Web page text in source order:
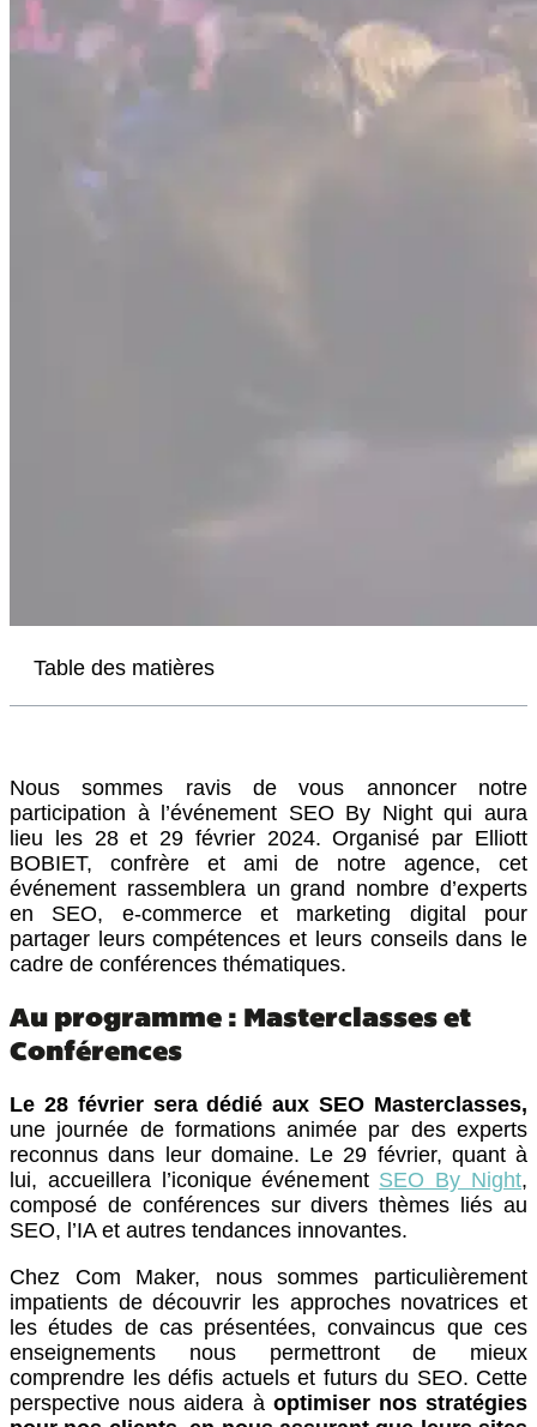
Table des matières
Nous sommes ravis de vous annoncer notre
participation à l’événement SEO By Night qui aura
lieu les 28 et 29 février 2024. Organisé par Elliott
BOBIET, confrère et ami de notre agence, cet
événement rassemblera un grand nombre d’experts
en SEO, e-commerce et marketing digital pour
partager leurs compétences et leurs conseils dans le
cadre de conférences thématiques.
Au programme : Masterclasses et
Conférences
Le 28 février sera dédié aux SEO Masterclasses,
une journée de formations animée par des experts
reconnus dans leur domaine. Le 29 février, quant à
lui, accueillera l’iconique événement SEO By Night,
composé de conférences sur divers thèmes liés au
SEO, l’IA et autres tendances innovantes.
Chez Com Maker, nous sommes particulièrement
impatients de découvrir les approches novatrices et
les études de cas présentées, convaincus que ces
enseignements nous permettront de mieux
comprendre les défis actuels et futurs du SEO. Cette
perspective nous aidera à optimiser nos stratégies